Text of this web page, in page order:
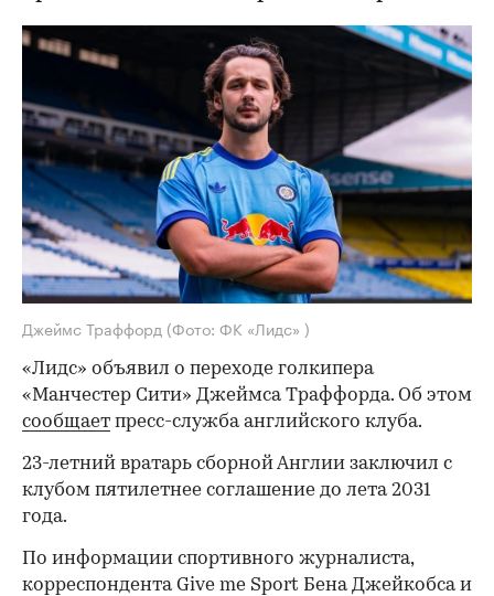
Джеймс Траффорд (Фото: ФК «Лидс» )
«Лидс» объявил о переходе голкипера
«Манчестер Сити» Джеймса Траффорда. Об этом
сообщает пресс-служба английского клуба.
23-летний вратарь сборной Англии заключил с
клубом пятилетнее соглашение до лета 2031
года.
По информации спортивного журналиста,
корреспондента Give me Sport Бена Джейкобса и